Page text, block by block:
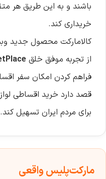
باشند و به این طریق هر
خریداری کند.
کالامارکت محصول جدید
از تجربه موفق خلق
فراهم کردن امکان سفر
قصد دارد خرید اقساطی
برای مردم ایران تسهیل کند.
مارکت‌پلیس واقعی